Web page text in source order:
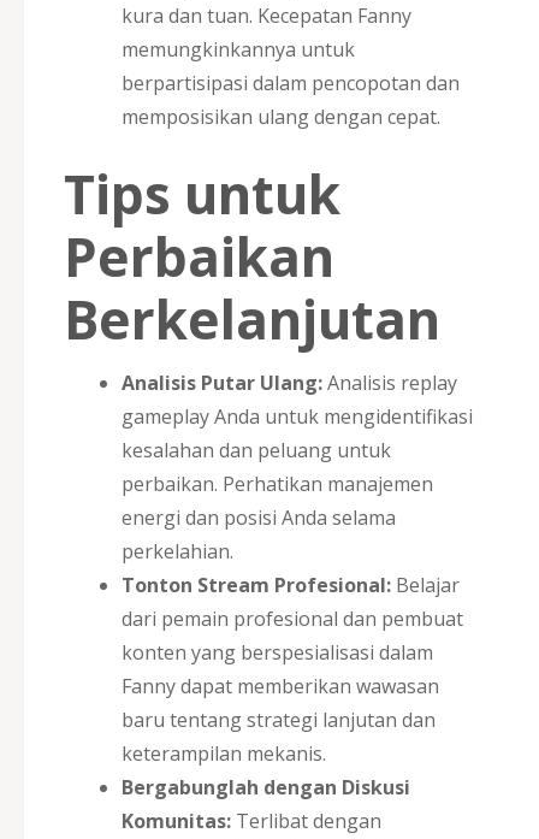
kura dan tuan. Kecepatan Fanny
memungkinkannya untuk
berpartisipasi dalam pencopotan dan
memposisikan ulang dengan cepat.
Tips untuk
Perbaikan
Berkelanjutan
Analisis Putar Ulang:Analisis replay
gameplay Anda untuk mengidentifikasi
kesalahan dan peluang untuk
perbaikan. Perhatikan manajemen
energi dan posisi Anda selama
perkelahian.
Tonton Stream Profesional: Belajar
dari pemain profesional dan pembuat
konten yang berspesialisasi dalam
Fanny dapat memberikan wawasan
baru tentang strategi lanjutan dan
keterampilan mekanis.
Bergabunglah dengan Diskusi
Komunitas: Terlibat dengan